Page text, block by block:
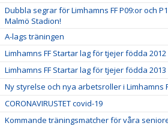
Dubbla segrar för Limhamns FF P09:or och
Malmö Stadion!
A-lags träningen
Limhamns FF Startar lag för tjejer födda 2012
Limhamns FF Startar lag för tjejer födda 2013
Ny styrelse och nya arbetsroller i Limhamns
CORONAVIRUSTET covid-19
Kommande träningsmatcher för våra